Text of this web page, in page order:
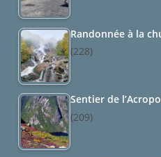
Randonnée à la
(228)
Sentier de
(209)